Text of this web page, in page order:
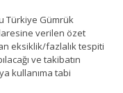
Türkiye Gümrük
verilen özet
eksiklik/fazlalık tespiti
ve takibatın
kullanıma tabi